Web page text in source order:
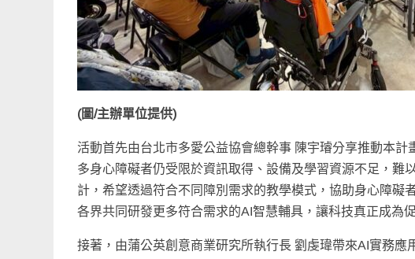
(圖/主辦單位提供)
活動首先由台北市多愛公益協會總幹事 陳宇璿分享推動本
多身心障礙者仍受限於資訊取得、設備及學習資源不足，難
計，希望透過符合不同障別需求的教學模式，協助身心障
各界共同研發更多符合需求的AI智慧輔具，讓科技真正成為
接著，由蒲公英創意商業研究所執行長 劉虔瑋帶來AI實務